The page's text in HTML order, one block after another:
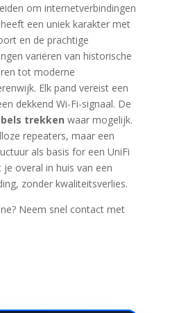
om internetverbindingen
een uniek karakter met
en de prachtige
variëren van historische
tot moderne
Elk pand vereist een
dekkend Wi-Fi-signaal. De
trekken waar mogelijk.
repeaters, maar een
als basis for een UniFi
overal in huis van een
zonder kwaliteitsverlies.
Neem snel contact met